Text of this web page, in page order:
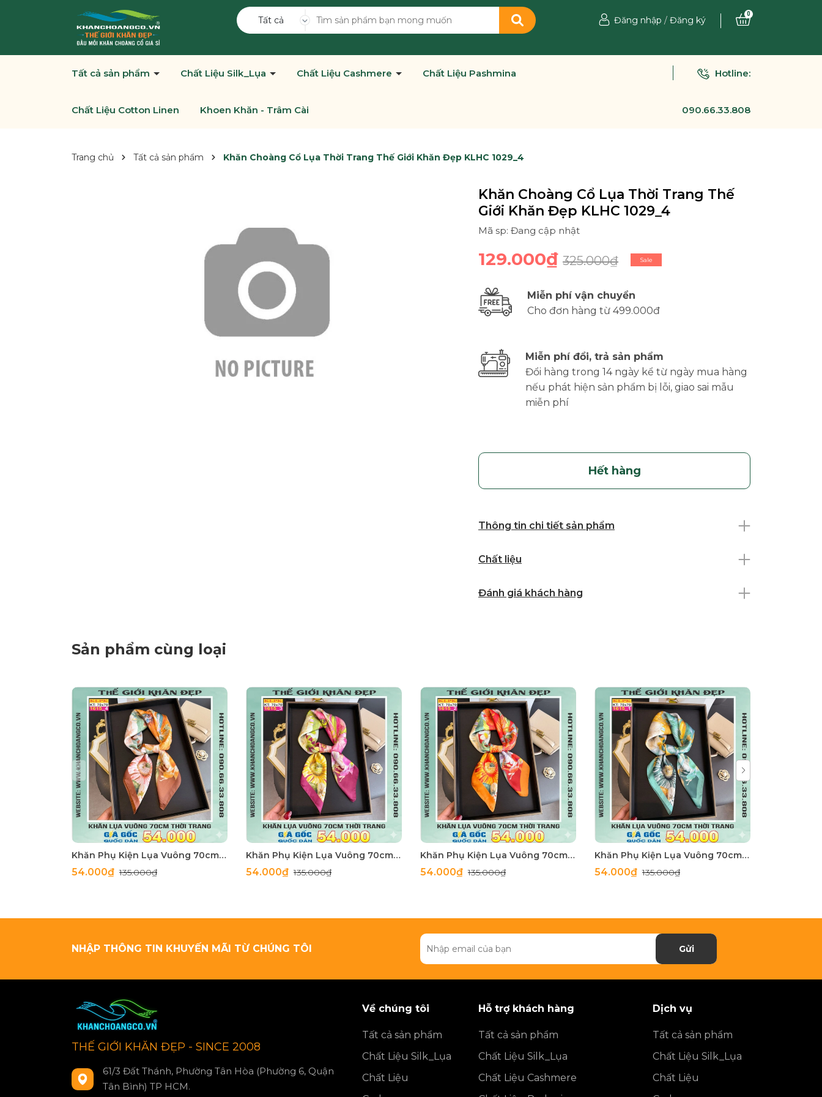
Tất cả Đăng nhập / Đăng ký
0
Tất cả sản phẩm Chất Liệu Silk_Lụa Chất Liệu Cashmere Chất Liệu Pashmina
Chất Liệu Cotton Linen Khoen Khăn - Trâm Cài
Hotline:
090.66.33.808
Trang chủ Tất cả sản phẩm Khăn Choàng Cổ Lụa Thời Trang Thế Giới Khăn Đẹp KLHC 1029_4
Khăn Choàng Cổ Lụa Thời Trang Thế
Giới Khăn Đẹp KLHC 1029_4
Mã sp: Đang cập nhật
129.000₫ 325.000₫ Sale
Miễn phí vận chuyển
Cho đơn hàng từ 499.000đ
Miễn phí đổi, trả sản phẩm
Đổi hàng trong 14 ngày kể từ ngày mua hàng
nếu phát hiện sản phẩm bị lỗi, giao sai mẫu
miễn phí
Hết hàng
Thông tin chi tiết sản phẩm
Chất liệu
Đánh giá khách hàng
Sản phẩm cùng loại
Khăn Phụ Kiện Lụa Vuông 70cm - Thế Giới Khăn Đẹp C1062_4
54.000₫135.000₫
Khăn Phụ Kiện Lụa Vuông 70cm - Thế Giới Khăn Đẹp C1062_3
54.000₫135.000₫
Khăn Phụ Kiện Lụa Vuông 70cm - Thế Giới Khăn Đẹp C1062_2
54.000₫135.000₫
Khăn Phụ Kiện Lụa Vuông 70cm - Thế Giới Khăn Đẹp C1062_1
54.000₫135.000₫
NHẬP THÔNG TIN KHUYẾN MÃI TỪ CHÚNG TÔI Gửi
THẾ GIỚI KHĂN ĐẸP - SINCE 2008
61/3 Đất Thánh, Phường Tân Hòa (Phường 6, Quận
Tân Bình) TP HCM.
Về chúng tôi
Tất cả sản phẩm
Chất Liệu Silk_Lụa
Chất Liệu
Hỗ trợ khách hàng
Tất cả sản phẩm
Chất Liệu Silk_Lụa
Chất Liệu Cashmere
Dịch vụ
Tất cả sản phẩm
Chất Liệu Silk_Lụa
Chất Liệu